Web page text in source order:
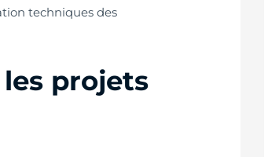
techniques des
projets